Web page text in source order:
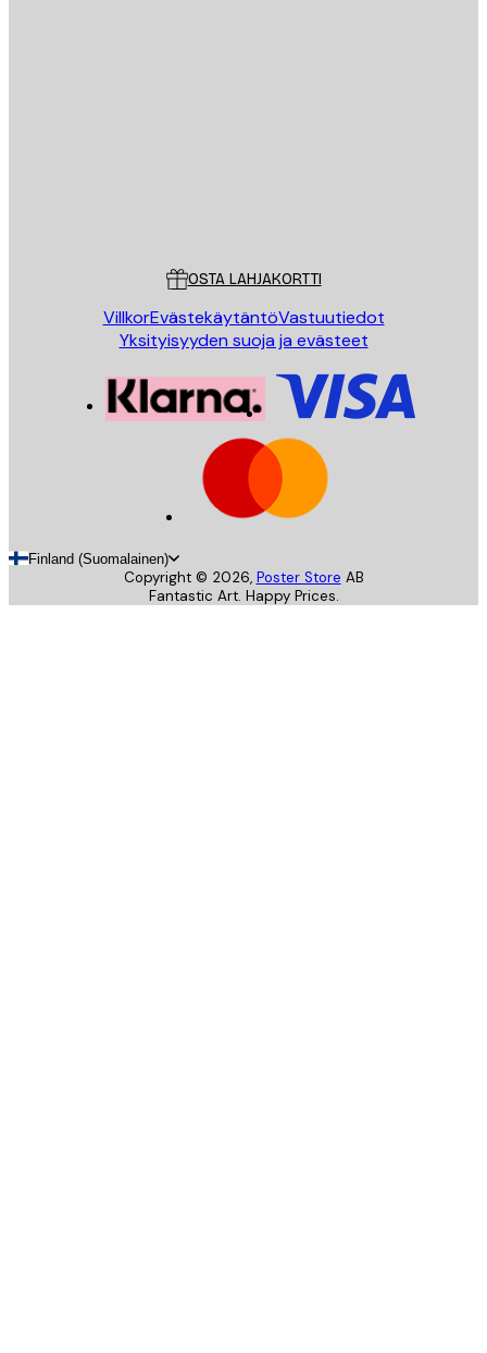
OSTA LAHJAKORTTI
VillkorEvästekäytäntöVastuutiedot
Yksityisyyden suoja ja evästeet
Finland (Suomalainen)
Copyright © 2026, Poster Store AB
Fantastic Art. Happy Prices.